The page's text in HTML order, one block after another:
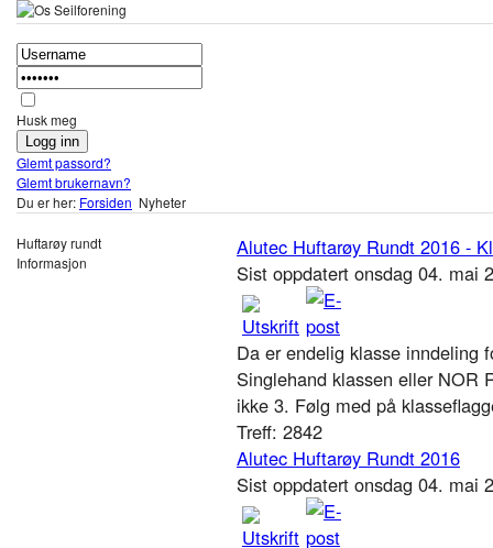
Husk meg
Glemt passord?
Glemt brukernavn?
Du er her: Forsiden Nyheter
Huftarøy rundt
Informasjon
Alutec Huftarøy Rundt 2016 -
Sist oppdatert onsdag 04. mai
Da er endelig klasse inndeling
Singlehand klassen eller NOR
ikke 3. Følg med på
Treff: 2842
Alutec Huftarøy Rundt 2016
Sist oppdatert onsdag 04. mai